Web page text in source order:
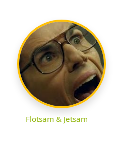
Flotsam & Jetsam